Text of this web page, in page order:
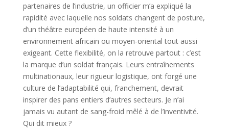
partenaires de l’industrie, un officier m’a expliqué la
rapidité avec laquelle nos soldats changent de posture,
d’un théâtre européen de haute intensité à un
environnement africain ou moyen-oriental tout aussi
exigeant. Cette flexibilité, on la retrouve partout : c’est
la marque d’un soldat français. Leurs entraînements
multinationaux, leur rigueur logistique, ont forgé une
culture de l’adaptabilité qui, franchement, devrait
inspirer des pans entiers d’autres secteurs. Je n’ai
jamais vu autant de sang-froid mêlé à de l’inventivité.
Qui dit mieux ?